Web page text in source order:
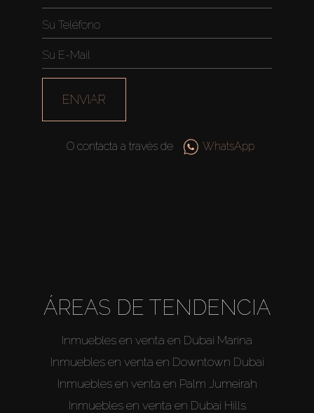
Alquilar
Venta
Sobre Plano
ENVIAR
O contacta a través de WhatsApp
ÁREAS DE TENDENCIA
Inmuebles en venta en Dubai Marina
Inmuebles en venta en Downtown Dubai
Inmuebles en venta en Palm Jumeirah
Inmuebles en venta en Dubai Hills